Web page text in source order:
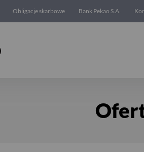
Obligacje skarbowe Bank Pekao S.A.